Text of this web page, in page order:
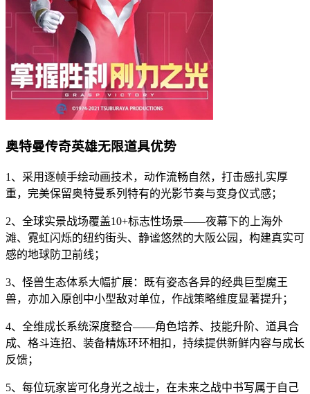
奥特曼传奇英雄无限道具优势
1、采用逐帧手绘动画技术，动作流畅自然，打击感扎实厚
重，完美保留奥特曼系列特有的光影节奏与变身仪式感；
2、全球实景战场覆盖10+标志性场景——夜幕下的上海外
滩、霓虹闪烁的纽约街头、静谧悠然的大阪公园，构建真实可
感的地球防卫前线；
3、怪兽生态体系大幅扩展：既有姿态各异的经典巨型魔王
兽，亦加入原创中小型敌对单位，作战策略维度显著提升；
4、全维成长系统深度整合——角色培养、技能升阶、道具合
成、格斗连招、装备精炼环环相扣，持续提供新鲜内容与成长
反馈；
5、每位玩家皆可化身光之战士，在未来之战中书写属于自己